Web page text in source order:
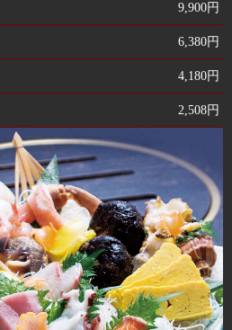
9,900円
6,380円
4,180円
2,508円